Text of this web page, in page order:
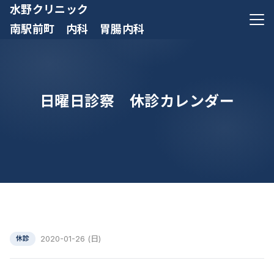
水野クリニック
南駅前町 内科 胃腸内科
メニ
日曜日診察 休診カレンダー
休診 2020-01-26 (日)